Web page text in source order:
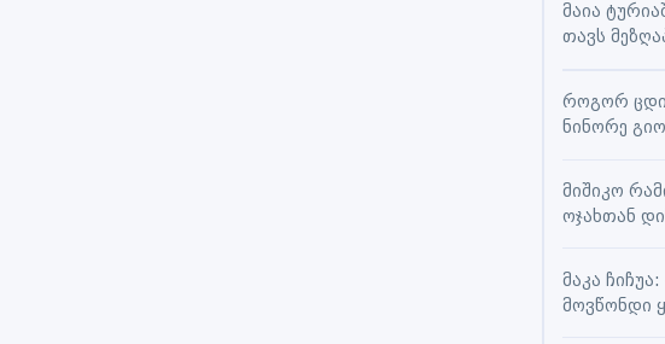
მაია
თავს
მუშაობაში
როგორ
ნინორე
მოქმედებს
მიშიკო
ოჯახთან
გრძელდება
მაკა
მოვწონდი